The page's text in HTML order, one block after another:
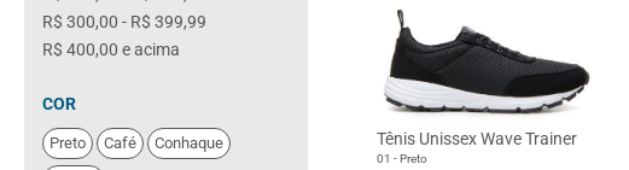
R$ 300,00 - R$ 399,99
R$ 400,00 e acima
COR
Preto Café Conhaque Tênis Unissex Wave Trainer
01 - Preto